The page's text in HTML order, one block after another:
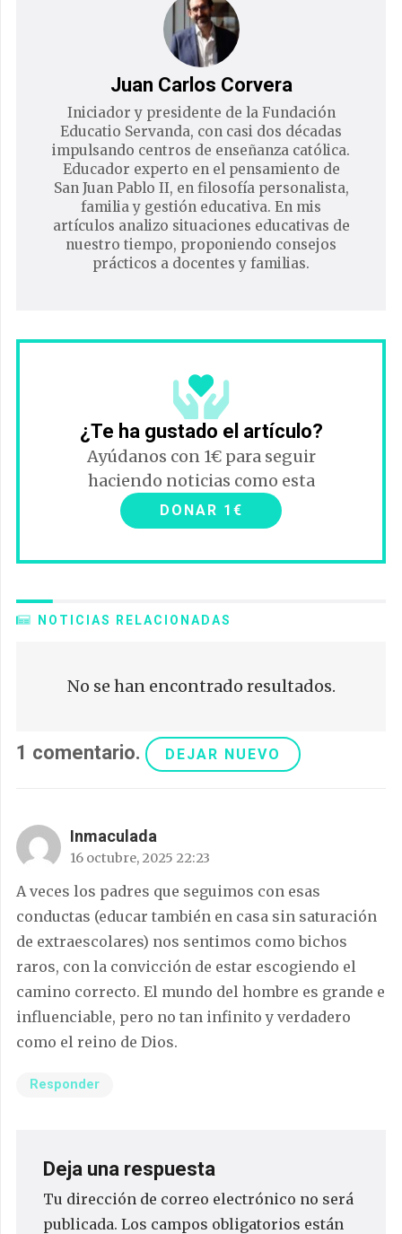
Juan Carlos Corvera
Iniciador y presidente de la Fundación
Educatio Servanda, con casi dos décadas
impulsando centros de enseñanza católica.
Educador experto en el pensamiento de
San Juan Pablo II, en filosofía personalista,
familia y gestión educativa. En mis
artículos analizo situaciones educativas de
nuestro tiempo, proponiendo consejos
prácticos a docentes y familias.
¿Te ha gustado el artículo?
Ayúdanos con 1€ para seguir
haciendo noticias como esta
DONAR 1€
NOTICIAS RELACIONADAS
No se han encontrado resultados.
1 comentario. DEJAR NUEVO
Inmaculada
16 octubre, 2025 22:23
A veces los padres que seguimos con esas
conductas (educar también en casa sin saturación
de extraescolares) nos sentimos como bichos
raros, con la convicción de estar escogiendo el
camino correcto. El mundo del hombre es grande e
influenciable, pero no tan infinito y verdadero
como el reino de Dios.
Responder
Deja una respuesta
Tu dirección de correo electrónico no será
publicada. Los campos obligatorios están